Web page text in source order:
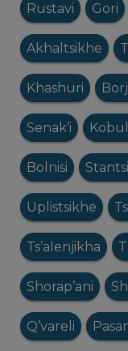
Rustavi Gori
Akhaltsikhe
Khashuri
Senak’i
Bolnisi
Uplistsikhe
Ts’alenjikha
Shorap’ani
Q’vareli